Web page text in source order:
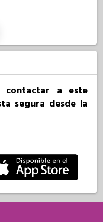
a este
segura desde la